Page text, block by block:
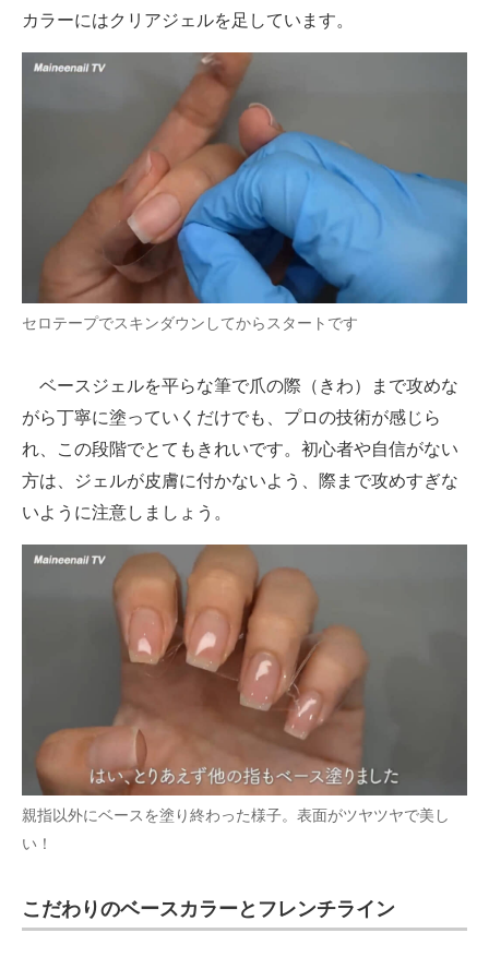
カラーにはクリアジェルを足しています。
セロテープでスキンダウンしてからスタートです
ベースジェルを平らな筆で爪の際（きわ）まで攻めな
がら丁寧に塗っていくだけでも、プロの技術が感じら
れ、この段階でとてもきれいです。初心者や自信がない
方は、ジェルが皮膚に付かないよう、際まで攻めすぎな
いように注意しましょう。
親指以外にベースを塗り終わった様子。表面がツヤツヤで美し
い！
こだわりのベースカラーとフレンチライン